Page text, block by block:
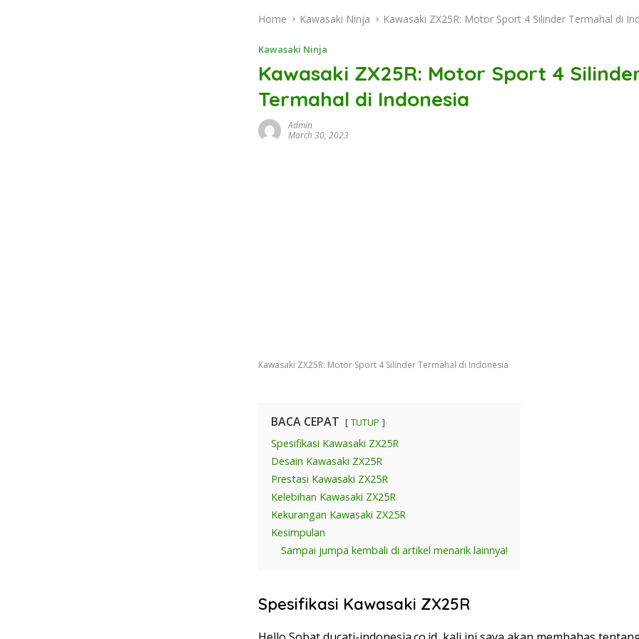
Home Kawasaki Ninja Kawasaki ZX25R: Motor Sport 4 Silinder Termahal di
Kawasaki Ninja
Kawasaki ZX25R: Motor Sport 4
Termahal di Indonesia
Admin
March 30, 2023
Kawasaki ZX25R: Motor Sport 4 Silinder Termahal di Indonesia
BACA CEPAT TUTUP
Spesifikasi Kawasaki ZX25R
Desain Kawasaki ZX25R
Prestasi Kawasaki ZX25R
Kelebihan Kawasaki ZX25R
Kekurangan Kawasaki ZX25R
Kesimpulan
Sampai jumpa kembali di artikel menarik lainnya!
Spesifikasi Kawasaki ZX25R